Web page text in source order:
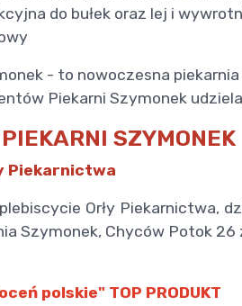
do bułek oraz lej i
- to nowoczesna
Piekarni Szymonek
SZYMONEK
Piekarnictwa
Orły Piekarnictwa,
Szymonek, Chyców Potok
polskie" TOP PRODUKT